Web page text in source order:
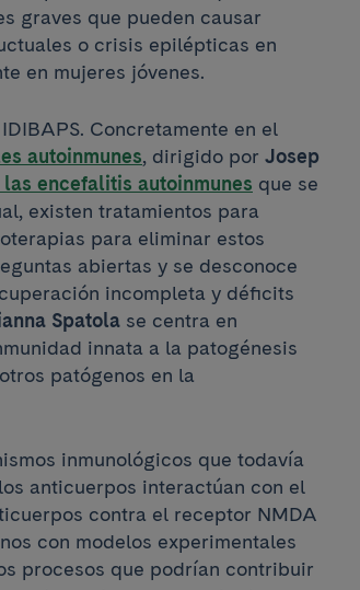
graves que pueden causar
o crisis epilépticas en
en mujeres jóvenes.
Concretamente en el
autoinmunes, dirigido por Josep
encefalitis autoinmunes que se
existen tratamientos para
para eliminar estos
abiertas y se desconoce
incompleta y déficits
Spatola se centra en
innata a la patogénesis
patógenos en la
inmunológicos que todavía
anticuerpos interactúan con el
contra el receptor NMDA
con modelos experimentales
procesos que podrían contribuir